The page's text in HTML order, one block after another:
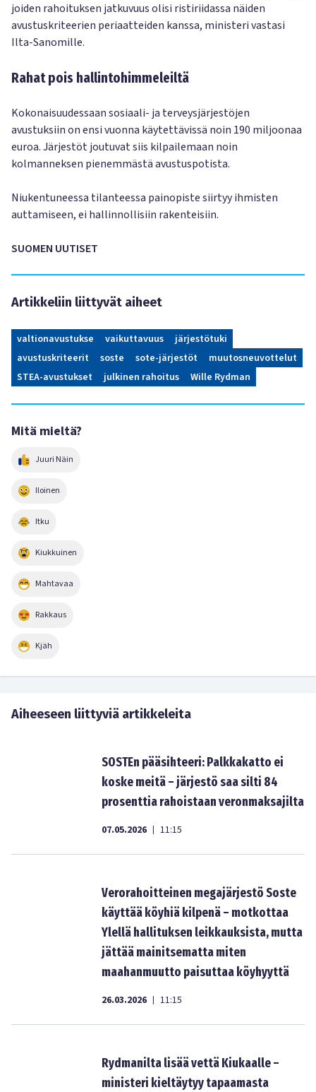
joiden rahoituksen jatkuvuus olisi ristiriidassa näiden
avustuskriteerien periaatteiden kanssa, ministeri vastasi
Ilta-Sanomille.
Rahat pois hallintohimmeleiltä
Kokonaisuudessaan sosiaali- ja terveysjärjestöjen
avustuksiin on ensi vuonna käytettävissä noin 190 miljoonaa
euroa. Järjestöt joutuvat siis kilpailemaan noin
kolmanneksen pienemmästä avustuspotista.
Niukentuneessa tilanteessa painopiste siirtyy ihmisten
auttamiseen, ei hallinnollisiin rakenteisiin.
SUOMEN UUTISET
Artikkeliin liittyvät aiheet
valtionavustukse vaikuttavuus
järjestötuki
avustuskriteerit
soste sote-järjestöt
muutosneuvottelut
STEA-avustukset
julkinen rahoitus Wille Rydman
Mitä mieltä?
Juuri Näin
Iloinen
Itku
Kiukkuinen
Mahtavaa
Rakkaus
Kjäh
Aiheeseen liittyviä artikkeleita
SOSTEn pääsihteeri: Palkkakatto ei
koske meitä – järjestö saa silti 84
prosenttia rahoistaan veronmaksajilta
07.05.2026 | 11:15
Verorahoitteinen megajärjestö Soste
käyttää köyhiä kilpenä – motkottaa
Ylellä hallituksen leikkauksista, mutta
jättää mainitsematta miten
maahanmuutto paisuttaa köyhyyttä
26.03.2026 | 11:15
Rydmanilta lisää vettä Kiukaalle –
ministeri kieltäytyy tapaamasta